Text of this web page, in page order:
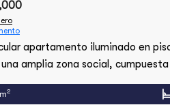
apartamento iluminado en
amplia zona social,
estudio y estar de alcobas
walking closet y baño en suite,
2